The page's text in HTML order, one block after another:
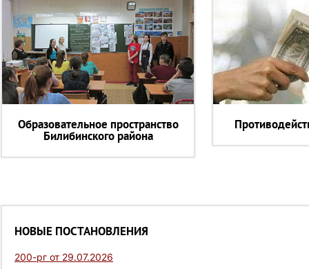
Образовательное пространство
Билибинского района
НОВЫЕ ПОСТАНОВЛЕНИЯ
200-рг от 29.07.2026